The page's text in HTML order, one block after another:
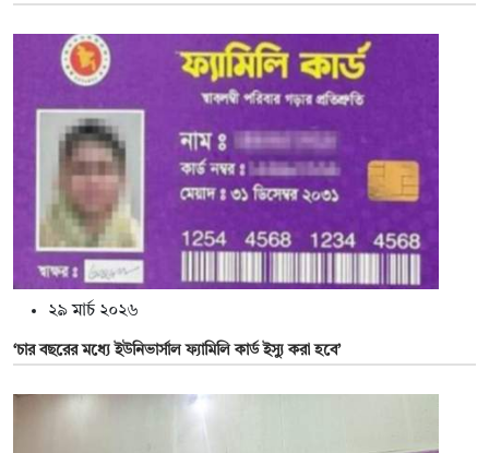
২৯ মার্চ ২০২৬
‘চার বছরের মধ্যে ইউনিভার্সাল ফ্যামিলি কার্ড ইস্যু করা হবে’